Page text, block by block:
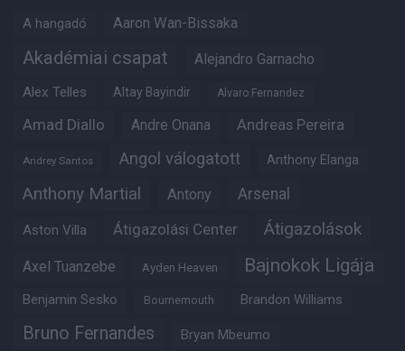
A hangadó Aaron Wan-Bissaka
Akadémiai csapat Alejandro Garnacho
Alex Telles Altay Bayindir Alvaro Fernandez
Amad Diallo Andre Onana Andreas Pereira
Andrey Santos Angol válogatott Anthony Elanga
Anthony Martial Antony Arsenal
Aston Villa Átigazolási Center Átigazolások
Axel Tuanzebe Ayden Heaven Bajnokok Ligája
Benjamin Sesko Bournemouth Brandon Williams
Bruno Fernandes Bryan Mbeumo